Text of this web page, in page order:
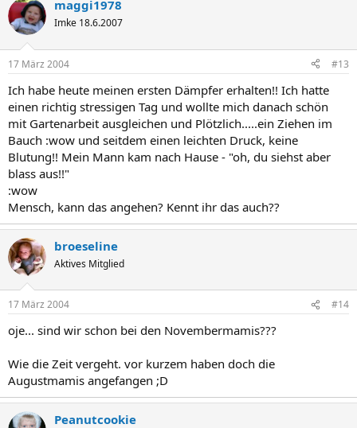
maggi1978
Imke 18.6.2007
17 März 2004 #13
Ich habe heute meinen ersten Dämpfer erhalten!! Ich hatte
einen richtig stressigen Tag und wollte mich danach schön
mit Gartenarbeit ausgleichen und Plötzlich.....ein Ziehen im
Bauch :wow und seitdem einen leichten Druck, keine
Blutung!! Mein Mann kam nach Hause - "oh, du siehst aber
blass aus!!"
:wow
Mensch, kann das angehen? Kennt ihr das auch??
broeseline
Aktives Mitglied
17 März 2004 #14
oje... sind wir schon bei den Novembermamis???
Wie die Zeit vergeht. vor kurzem haben doch die
Augustmamis angefangen ;D
Peanutcookie